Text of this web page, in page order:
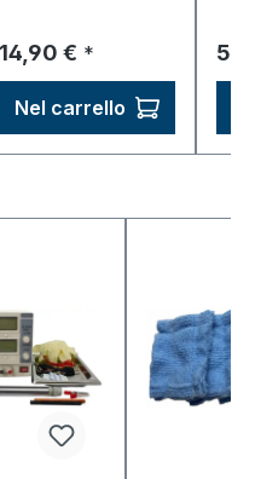
Prezzo normale:
14,90 € *
Nel carrello